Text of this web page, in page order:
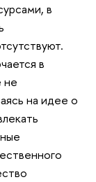
в
в
не
на идее о